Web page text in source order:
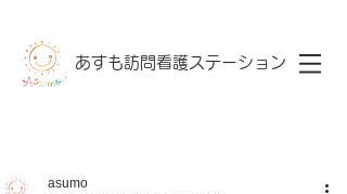
あすも訪問看護ステーション​
asumo